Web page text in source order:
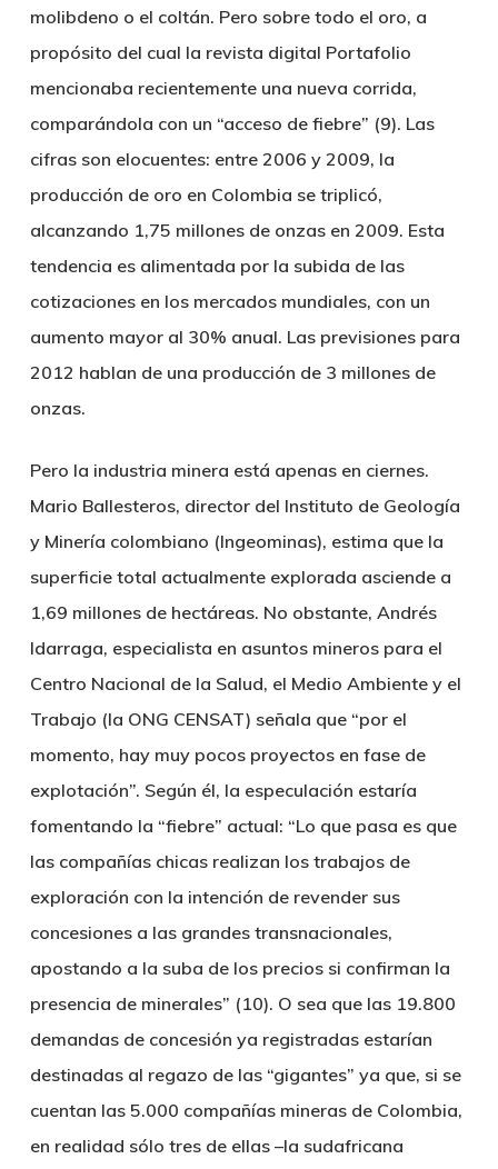
molibdeno o el coltán. Pero sobre todo el oro, a
propósito del cual la revista digital Portafolio
mencionaba recientemente una nueva corrida,
comparándola con un “acceso de fiebre” (9). Las
cifras son elocuentes: entre 2006 y 2009, la
producción de oro en Colombia se triplicó,
alcanzando 1,75 millones de onzas en 2009. Esta
tendencia es alimentada por la subida de las
cotizaciones en los mercados mundiales, con un
aumento mayor al 30% anual. Las previsiones para
2012 hablan de una producción de 3 millones de
onzas.
Pero la industria minera está apenas en ciernes.
Mario Ballesteros, director del Instituto de Geología
y Minería colombiano (Ingeominas), estima que la
superficie total actualmente explorada asciende a
1,69 millones de hectáreas. No obstante, Andrés
Idarraga, especialista en asuntos mineros para el
Centro Nacional de la Salud, el Medio Ambiente y el
Trabajo (la ONG CENSAT) señala que “por el
momento, hay muy pocos proyectos en fase de
explotación”. Según él, la especulación estaría
fomentando la “fiebre” actual: “Lo que pasa es que
las compañías chicas realizan los trabajos de
exploración con la intención de revender sus
concesiones a las grandes transnacionales,
apostando a la suba de los precios si confirman la
presencia de minerales” (10). O sea que las 19.800
demandas de concesión ya registradas estarían
destinadas al regazo de las “gigantes” ya que, si se
cuentan las 5.000 compañías mineras de Colombia,
en realidad sólo tres de ellas –la sudafricana